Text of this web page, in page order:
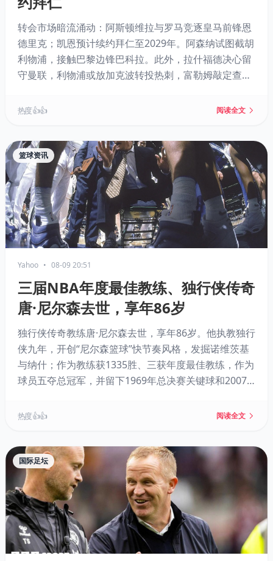
转会市场暗流涌动：阿斯顿维拉与罗马竞逐皇马前锋恩
德里克；凯恩预计续约拜仁至2029年。阿森纳试图截胡
利物浦，接触巴黎边锋巴科拉。此外，拉什福德决心留
守曼联，利物浦或放加克波转投热刺，富勒姆敲定查尔
塞斯。
热度 👍👍 阅读全文
篮球资讯
Yahoo • 08-09 20:51
三届NBA年度最佳教练、独行侠传奇
唐·尼尔森去世，享年86岁
独行侠传奇教练唐·尼尔森去世，享年86岁。他执教独行
侠九年，开创“尼尔森篮球”快节奏风格，发掘诺维茨基
与纳什；作为教练获1335胜、三获年度最佳教练，作为
球员五夺总冠军，并留下1969年总决赛关键球和2007
热度 👍👍 阅读全文
国际足坛